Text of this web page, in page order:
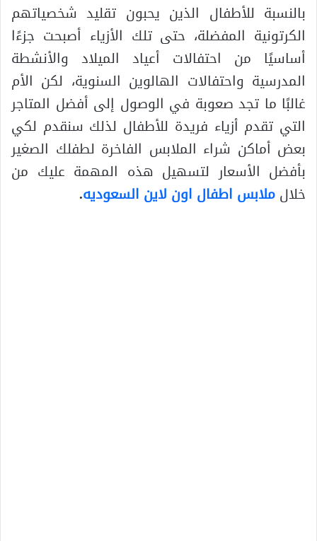
بالنسبة للأطفال الذين يحبون تقليد شخصياتهم
الكرتونية المفضلة، حتى تلك الأزياء أصبحت جزءًا
أساسيًا من احتفالات أعياد الميلاد والأنشطة
المدرسية واحتفالات الهالوين السنوية، لكن الأم
غالبًا ما تجد صعوبة في الوصول إلى أفضل المتاجر
التي تقدم أزياء فريدة للأطفال لذلك سنقدم لكي
بعض أماكن شراء الملابس الفاخرة لطفلك الصغير
بأفضل الأسعار لتسهيل هذه المهمة عليك من
خلالملابس اطفال اون لاين السعوديه.